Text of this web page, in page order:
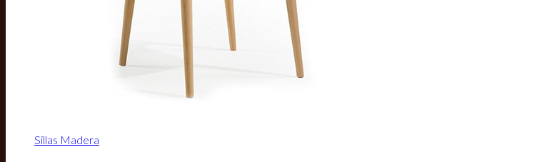
Sillas Madera